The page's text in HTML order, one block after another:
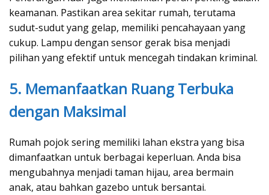
keamanan. Pastikan area sekitar rumah, terutama
sudut-sudut yang gelap, memiliki pencahayaan yang
cukup. Lampu dengan sensor gerak bisa menjadi
pilihan yang efektif untuk mencegah tindakan kriminal.
5. Memanfaatkan Ruang Terbuka
dengan Maksimal
Rumah pojok sering memiliki lahan ekstra yang bisa
dimanfaatkan untuk berbagai keperluan. Anda bisa
mengubahnya menjadi taman hijau, area bermain
anak, atau bahkan gazebo untuk bersantai.